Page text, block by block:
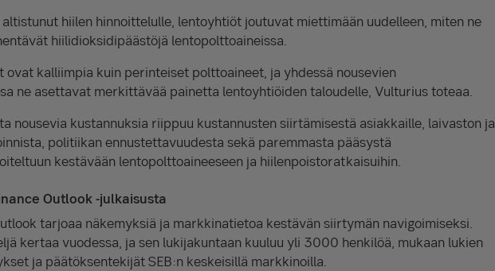
hiilen hinnoittelulle, lentoyhtiöt joutuvat miettimään uudelleen, miten ne
hiilidioksidipäästöjä lentopolttoaineissa.
ovat kalliimpia kuin perinteiset polttoaineet, ja yhdessä nousevien
ne asettavat merkittävää painetta lentoyhtiöiden taloudelle, Vulturius toteaa.
nousevia kustannuksia riippuu kustannusten siirtämisestä asiakkaille, laivaston ja
politiikan ennustettavuudesta sekä paremmasta pääsystä
kestävään lentopolttoaineeseen ja hiilenpoistoratkaisuihin.
Outlook -julkaisusta
tarjoaa näkemyksiä ja markkinatietoa kestävän siirtymän navigoimiseksi.
kertaa vuodessa, ja sen lukijakuntaan kuuluu yli 3000 henkilöä, mukaan lukien
ja päätöksentekijät SEB:n keskeisillä markkinoilla.